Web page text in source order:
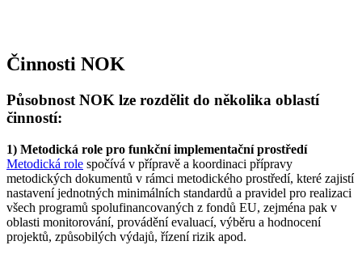
Činnosti NOK
Působnost NOK lze rozdělit do několika oblastí
činností:
1) Metodická role pro funkční implementační prostředí
Metodická role spočívá v přípravě a koordinaci přípravy
metodických dokumentů v rámci metodického prostředí, které zajistí
nastavení jednotných minimálních standardů a pravidel pro realizaci
všech programů spolufinancovaných z fondů EU, zejména pak v
oblasti monitorování, provádění evaluací, výběru a hodnocení
projektů, způsobilých výdajů, řízení rizik apod.